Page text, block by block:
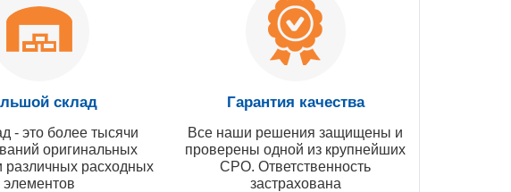
склад
- это более тысячи
оригинальных
различных расходных
элементов
Гарантия качества
Все наши решения защищены и
проверены одной из крупнейших
СРО. Ответственность
застрахована